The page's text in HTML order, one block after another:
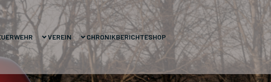
VEREIN CHRONIKBERICHTESHOP